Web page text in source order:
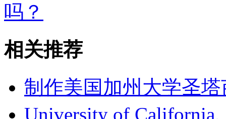
吗？
相关推荐
制作美国加州大学圣
University of California,